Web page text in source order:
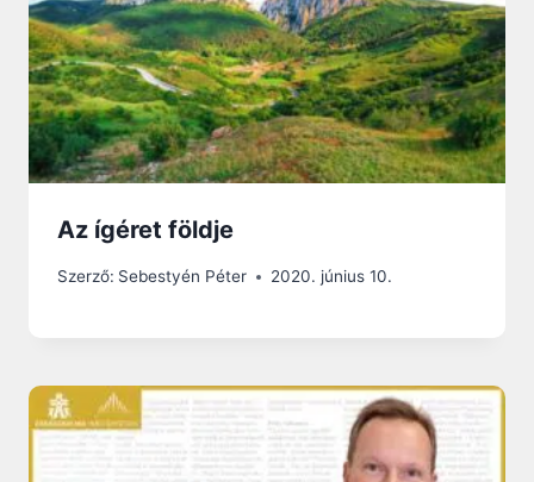
Az ígéret földje
Szerző: Sebestyén Péter 2020. június 10.